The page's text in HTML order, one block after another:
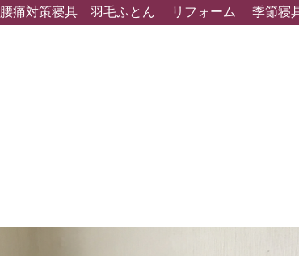
腰痛対策寝具 羽毛ふとん リフォーム 季節寝